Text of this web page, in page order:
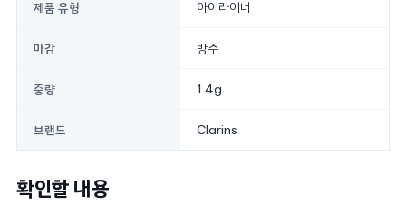
제품 유형 아이라이너
마감 방수
중량 1.4g
브랜드 Clarins
확인할 내용